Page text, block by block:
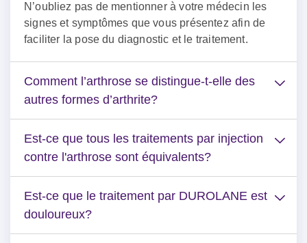
N’oubliez pas de mentionner à votre médecin les
signes et symptômes que vous présentez afin de
faciliter la pose du diagnostic et le traitement.
Comment l’arthrose se distingue-t-elle des
autres formes d’arthrite?
Est-ce que tous les traitements par injection
contre l'arthrose sont équivalents?
Est-ce que le traitement par DUROLANE est
douloureux?